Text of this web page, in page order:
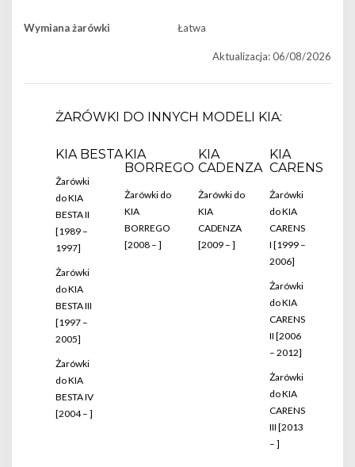
Wymiana żarówki Łatwa
Aktualizacja: 06/08/2026
ŻARÓWKI DO INNYCH MODELI KIA:
KIA BESTA
Żarówki
do KIA
BESTA II
[1989 –
1997]
Żarówki
do KIA
BESTA III
[1997 –
2005]
Żarówki
do KIA
BESTA IV
[2004 – ]
KIA
BORREGO
Żarówki do
KIA
BORREGO
[2008 – ]
KIA
CADENZA
Żarówki do
KIA
CADENZA
[2009 – ]
KIA
CARENS
Żarówki
do KIA
CARENS
I [1999 –
2006]
Żarówki
do KIA
CARENS
II [2006
– 2012]
Żarówki
do KIA
CARENS
III [2013
– ]